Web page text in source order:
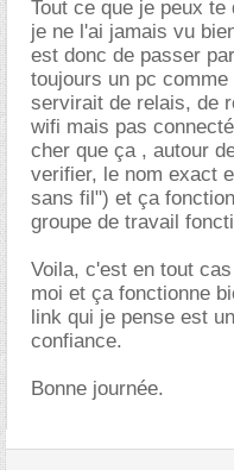
Tout ce que je peux
je ne l'ai jamais vu
est donc de passer
toujours un pc
servirait de relais, de
wifi mais pas
cher que ça , autour
verifier, le nom exact
sans fil") et ça
groupe de travail
Voila, c'est en tout
moi et ça fonctionne
link qui je pense est
confiance.
Bonne journée.